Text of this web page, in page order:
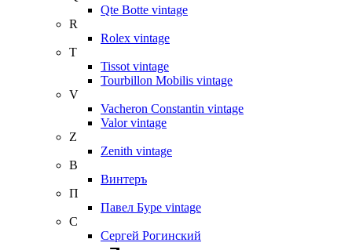
Qte Botte vintage
R
Rolex vintage
T
Tissot vintage
Tourbillon Mobilis vintage
V
Vacheron Constantin vintage
Valor vintage
Z
Zenith vintage
В
Винтеръ
П
Павел Буре vintage
С
Сергей Рогинский